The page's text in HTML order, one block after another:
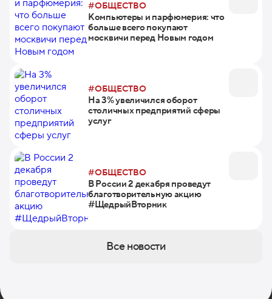
#ОБЩЕСТВО
Компьютеры и парфюмерия: что
больше всего покупают
москвичи перед Новым годом
#ОБЩЕСТВО
На 3% увеличился оборот
столичных предприятий сферы
услуг
#ОБЩЕСТВО
В России 2 декабря проведут
благотворительную акцию
#ЩедрыйВторник
Все новости